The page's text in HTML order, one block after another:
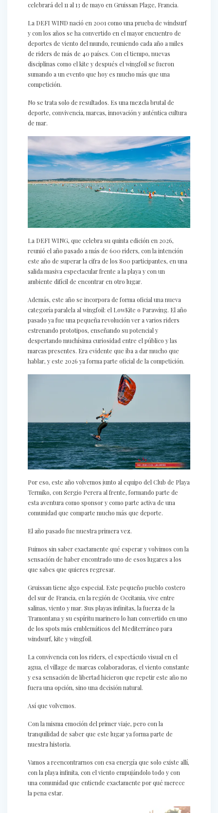
celebrará del 11 al 13 de mayo en Gruissan Plage, Francia.
La DEFI WIND nació en 2001 como una prueba de windsurf
y con los años se ha convertido en el mayor encuentro de
deportes de viento del mundo, reuniendo cada año a miles
de riders de más de 40 países. Con el tiempo, nuevas
disciplinas como el kite y después el wingfoil se fueron
sumando a un evento que hoy es mucho más que una
competición.
No se trata solo de resultados. Es una mezcla brutal de
deporte, convivencia, marcas, innovación y auténtica cultura
de mar.
La DEFI WING, que celebra su quinta edición en 2026,
reunió el año pasado a más de 600 riders, con la intención
este año de superar la cifra de los 800 participantes, en una
salida masiva espectacular frente a la playa y con un
ambiente difícil de encontrar en otro lugar.
Además, este año se incorpora de forma oficial una nueva
categoría paralela al wingfoil: el LowKite o Parawing. El año
pasado ya fue una pequeña revolución ver a varios riders
estrenando prototipos, enseñando su potencial y
despertando muchísima curiosidad entre el público y las
marcas presentes. Era evidente que iba a dar mucho que
hablar, y este 2026 ya forma parte oficial de la competición.
Por eso, este año volvemos junto al equipo del Club de Playa
Termiko, con Sergio Perera al frente, formando parte de
esta aventura como sponsor y como parte activa de una
comunidad que comparte mucho más que deporte.
El año pasado fue nuestra primera vez.
Fuimos sin saber exactamente qué esperar y volvimos con la
sensación de haber encontrado uno de esos lugares a los
que sabes que quieres regresar.
Gruissan tiene algo especial. Este pequeño pueblo costero
del sur de Francia, en la región de Occitania, vive entre
salinas, viento y mar. Sus playas infinitas, la fuerza de la
Tramontana y su espíritu marinero lo han convertido en uno
de los spots más emblemáticos del Mediterráneo para
windsurf, kite y wingfoil.
La convivencia con los riders, el espectáculo visual en el
agua, el village de marcas colaboradoras, el viento constante
y esa sensación de libertad hicieron que repetir este año no
fuera una opción, sino una decisión natural.
Así que volvemos.
Con la misma emoción del primer viaje, pero con la
tranquilidad de saber que este lugar ya forma parte de
nuestra historia.
Vamos a reencontrarnos con esa energía que solo existe allí,
con la playa infinita, con el viento empujándolo todo y con
una comunidad que entiende exactamente por qué merece
la pena estar.